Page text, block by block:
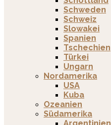
Schweden
Schweiz
Slowakei
Spanien
Tschechien
Türkei
Ungarn
Nordamerika
USA
Kuba
Ozeanien
Südamerika
Argentinien